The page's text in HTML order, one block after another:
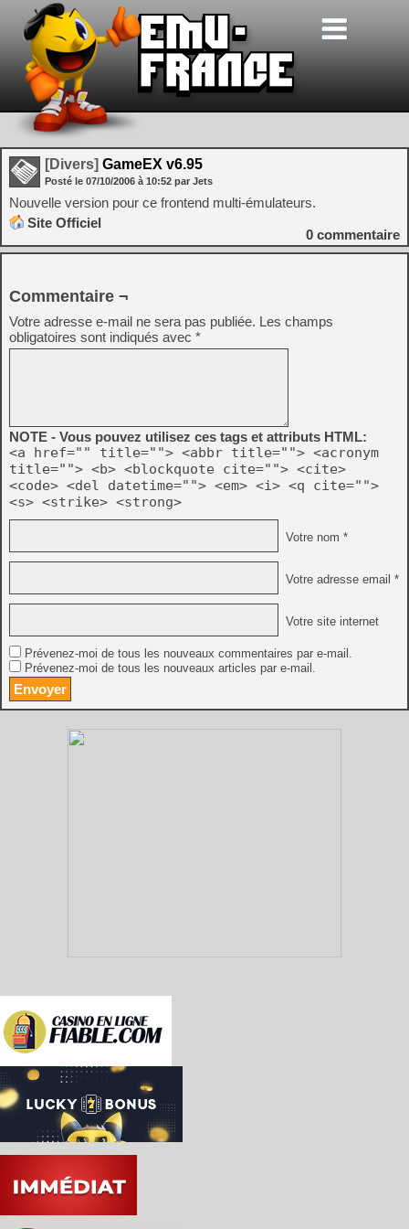
[Divers] GameEX v6.95
Posté le 07/10/2006 à 10:52 par Jets
Nouvelle version pour ce frontend multi-émulateurs.
Site Officiel
0 commentaire
Commentaire ¬
Votre adresse e-mail ne sera pas publiée. Les champs
obligatoires sont indiqués avec *
NOTE - Vous pouvez utilisez ces tags et attributs HTML:
<a href="" title=""> <abbr title=""> <acronym
title=""> <b> <blockquote cite=""> <cite>
<code> <del datetime=""> <em> <i> <q cite="">
<s> <strike> <strong>
Votre nom *
Votre adresse email *
Votre site internet
Prévenez-moi de tous les nouveaux commentaires par e-mail.
Prévenez-moi de tous les nouveaux articles par e-mail.